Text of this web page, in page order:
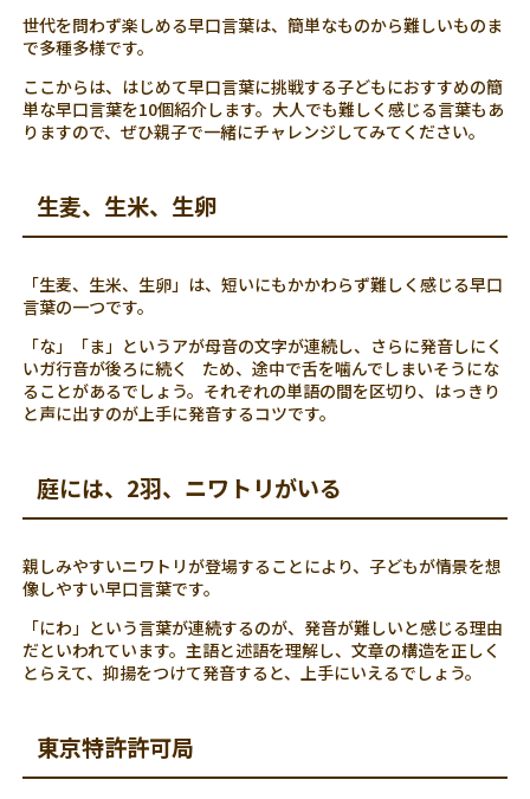
世代を問わず楽しめる早口言葉は、簡単なものから難しいものま
で多種多様です。
ここからは、はじめて早口言葉に挑戦する子どもにおすすめの簡
単な早口言葉を10個紹介します。大人でも難しく感じる言葉もあ
りますので、ぜひ親子で一緒にチャレンジしてみてください。
生麦、生米、生卵
「生麦、生米、生卵」は、短いにもかかわらず難しく感じる早口
言葉の一つです。
「な」「ま」というアが母音の文字が連続し、さらに発音しにく
いガ行音が後ろに続く ため、途中で舌を噛んでしまいそうにな
ることがあるでしょう。それぞれの単語の間を区切り、はっきり
と声に出すのが上手に発音するコツです。
庭には、2羽、ニワトリがいる
親しみやすいニワトリが登場することにより、子どもが情景を想
像しやすい早口言葉です。
「にわ」という言葉が連続するのが、発音が難しいと感じる理由
だといわれています。主語と述語を理解し、文章の構造を正しく
とらえて、抑揚をつけて発音すると、上手にいえるでしょう。
東京特許許可局